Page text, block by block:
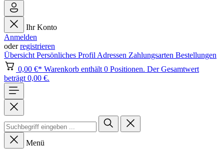
Ihr Konto
Anmelden
oderregistrieren
Übersicht Persönliches Profil Adressen Zahlungsarten Bestellungen
0,00 €* Warenkorb enthält 0 Positionen. Der Gesamtwert
beträgt 0,00 €.
Menü